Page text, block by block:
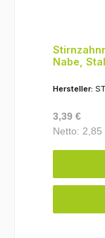
Nabe,
Hersteller:
Regulärer
3,39 €
Netto: 2,85